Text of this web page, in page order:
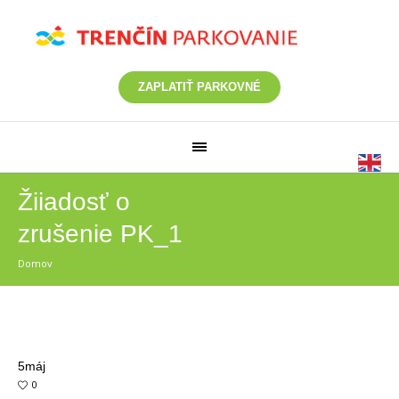
ZAPLATIŤ PARKOVNÉ
Žiiadosť o
zrušenie PK_1
Domov
5máj
0